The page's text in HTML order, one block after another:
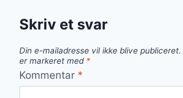
Skriv et svar
Din e-mailadresse vil ikke blive publiceret.
er markeret med *
Kommentar *